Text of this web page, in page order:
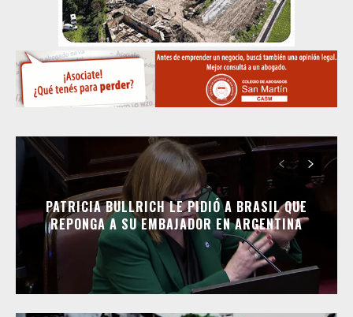
PATRICIA BULLRICH LE PIDIÓ A BRASIL QUE
REPONGA A SU EMBAJADOR EN ARGENTINA